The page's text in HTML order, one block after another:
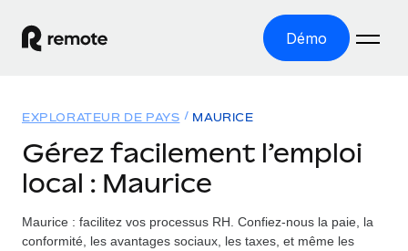
Démo
EMPLOI À L’INTERNATIONAL
Paie multipays
Gérez la paie facilement et en toute conformité
Solutions
COUVERTURE MONDIALE
Ressources
EXPLORATEUR DE PAYS MAURICE
Gérez facilement l’emploi
local : Maurice
Maurice : facilitez vos processus RH. Confiez-nous la paie, la
conformité, les avantages sociaux, les taxes, et même les